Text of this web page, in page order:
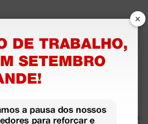
positiva. Bom atendimento e recebi
Large offer of products. Good service!
×